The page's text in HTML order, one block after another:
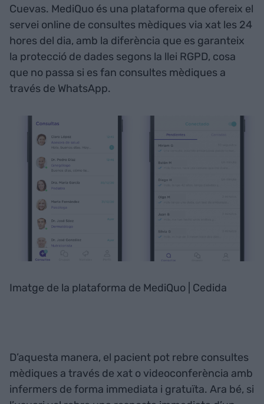
Cuevas. MediQuo és una plataforma que ofereix el
servei online de consultes mèdiques via xat les 24
hores del dia, amb la diferència que es garanteix
la protecció de dades segons la llei RGPD, cosa
que no passa si es fan consultes mèdiques a
través de WhatsApp.
Imatge de la plataforma de MediQuo | Cedida
D’aquesta manera, el pacient pot rebre consultes
mèdiques a través de xat o videoconferència amb
infermers de forma immediata i gratuïta. Ara bé, si